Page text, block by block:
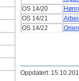
OS 14/20
OS 14/21
OS 14/22
Oppdatert: